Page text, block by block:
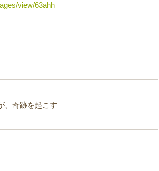
view/63ahh
奇跡を起こす